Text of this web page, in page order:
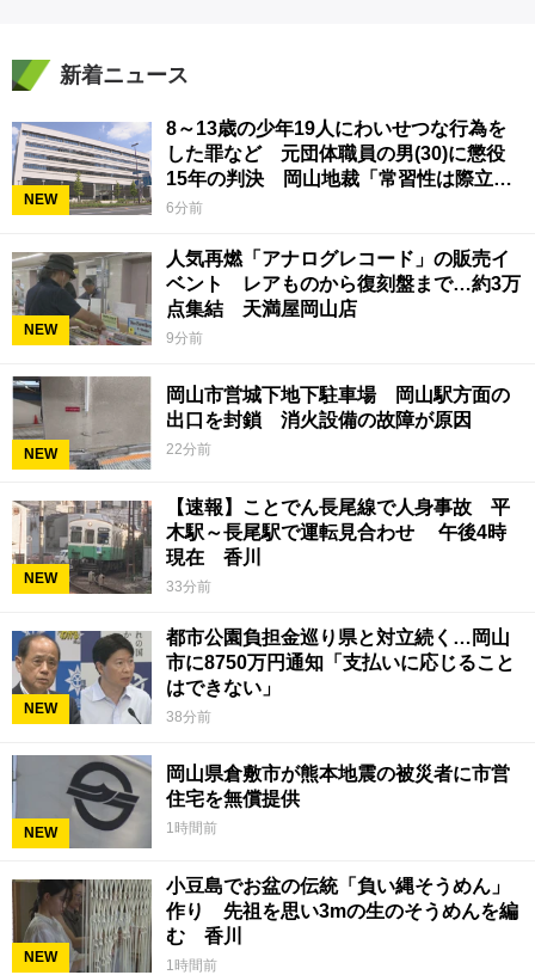
新着ニュース
NEW
8～13歳の少年19人にわいせつな行為を
した罪など 元団体職員の男(30)に懲役
15年の判決 岡山地裁「常習性は際立っ
ていて被害結果も非常に重い」
6分前
NEW
人気再燃「アナログレコード」の販売イ
ベント レアものから復刻盤まで…約3万
点集結 天満屋岡山店
9分前
NEW
岡山市営城下地下駐車場 岡山駅方面の
出口を封鎖 消火設備の故障が原因
22分前
NEW
【速報】ことでん長尾線で人身事故 平
木駅～長尾駅で運転見合わせ 午後4時
現在 香川
33分前
NEW
都市公園負担金巡り県と対立続く…岡山
市に8750万円通知「支払いに応じること
はできない」
38分前
NEW
岡山県倉敷市が熊本地震の被災者に市営
住宅を無償提供
1時間前
NEW
小豆島でお盆の伝統「負い縄そうめん」
作り 先祖を思い3mの生のそうめんを編
む 香川
1時間前